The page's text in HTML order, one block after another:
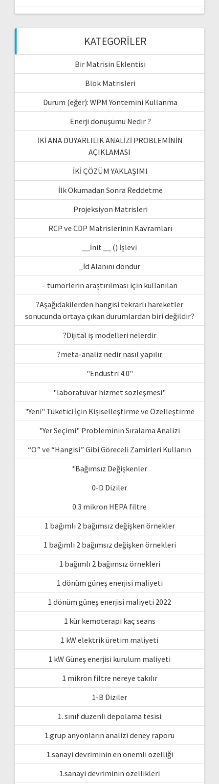
KATEGORILER
Bir Matrisin Eklentisi
Blok Matrisleri
Durum (eğer): WPM Yöntemini Kullanma
Enerji dönüşümü Nedir ?
İKİ ANA DUYARLILIK ANALİZİ PROBLEMİNİN
AÇIKLAMASI
İKİ ÇÖZÜM YAKLAŞIMI
İlk Okumadan Sonra Reddetme
Projeksiyon Matrisleri
RCP ve CDP Matrislerinin Kavramları
__İnit __ () İşlevi
_İd Alanını döndür
– tümörlerin araştırılması için kullanılan
?Aşağıdakilerden hangisi tekrarlı hareketler
sonucunda ortaya çıkan durumlardan biri değildir?
?Dijital iş modelleri nelerdir
?meta-analiz nedir nasıl yapılır
"Endüstri 4.0"
"laboratuvar hizmet sözleşmesi"
"Yeni" Tüketici İçin Kişiselleştirme ve Özelleştirme
"Yer Seçimi" Probleminin Sıralama Analizi
“O” ve “Hangisi” Gibi Göreceli Zamirleri Kullanın
*Bağımsız Değişkenler
0-D Diziler
0.3 mikron HEPA filtre
1 bağımlı 2 bağımsız değişken örnekler
1 bağımlı 2 bağımsız değişken örnekleri
1 bağımlı 2 bağımsız örnekleri
1 dönüm güneş enerjisi maliyeti
1 dönüm güneş enerjisi maliyeti 2022
1 kür kemoterapi kaç seans
1 kW elektrik üretim maliyeti
1 kW Güneş enerjisi kurulum maliyeti
1 mikron filtre nereye takılır
1-B Diziler
1. sınıf düzenli depolama tesisi
1.grup anyonların analizi deney raporu
1.sanayi devriminin en önemli özelliği
1.sanayi devriminin özellikleri